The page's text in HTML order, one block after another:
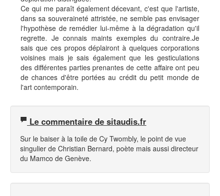
Ce qui me paraît également décevant, c'est que l'artiste,
dans sa souveraineté attristée, ne semble pas envisager
l'hypothèse de remédier lui-même à la dégradation qu'il
regrette. Je connais maints exemples du contraire.Je
sais que ces propos déplairont à quelques corporations
voisines mais je sais également que les gesticulations
des différentes parties prenantes de cette affaire ont peu
de chances d'être portées au crédit du petit monde de
l'art contemporain.
Le commentaire de sitaudis.fr
Sur le baiser à la toile de Cy Twombly, le point de vue
singulier de Christian Bernard, poète mais aussi directeur
du Mamco de Genève.